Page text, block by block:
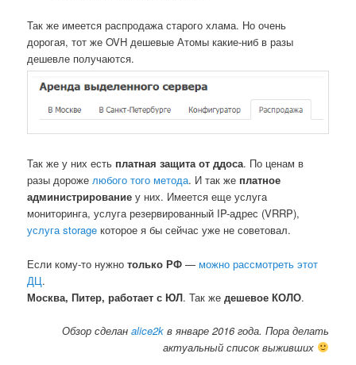
Так же имеется распродажа старого хлама. Но очень
дорогая, тот же OVH дешевые Атомы какие-ниб в разы
дешевле получаются.
Так же у них есть платная защита от ддоса. По ценам в
разы дорожелюбого того метода. И так же платное
администрирование у них. Имеется еще услуга
мониторинга, услуга резервированный IP-адрес (VRRP),
услуга storage которое я бы сейчас уже не советовал.
Если кому-то нужнотолько РФ — можно рассмотреть этот
ДЦ.
Москва, Питер, работает с ЮЛ. Так жедешевое КОЛО.
Обзор сделан alice2kв январе 2016 года. Пора делать
актуальный список выживших